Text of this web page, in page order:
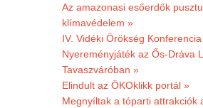
Az amazonasi esőerdők
klímavédelem »
IV. Vidéki Örökség
Nyereményjáték az Ős-Dráva
Tavaszváróban »
Elindult az ÖKOklikk portál »
Megnyíltak a tóparti attrakciók